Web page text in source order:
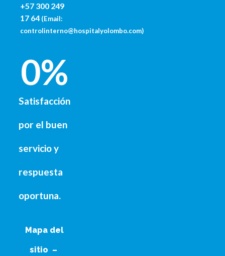
+57 300 249
17 64 (Email:
controlinterno@hospitalyolombo.com)
Satisfacción
por el buen
servicio y
respuesta
oportuna.
0%
Mapa del
sitio –